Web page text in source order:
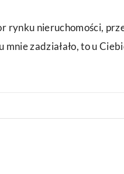
rynku nieruchomości,
zadziałało, to u